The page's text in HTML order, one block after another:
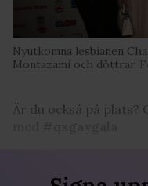
Nyutkomna lesbianen
Montazami och döttrar
Är du också på